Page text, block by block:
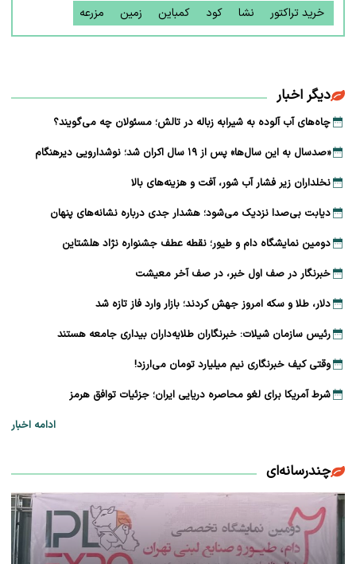
خرید تراکتور نشا کود کمباین زمین مزرعه
دیگر اخبار
چاه‌های آب آلوده به شیرابه زباله در تالش؛ مسئولان چه می‌گویند؟
«صدسال به این سال‌ها» پس از ۱۹ سال اکران شد؛ نوشدارویی دیرهنگام
نخلداران زیر فشار آب شور، آفت و هزینه‌های بالا
دیابت بی‌صدا نزدیک می‌شود؛ هشدار جدی درباره نشانه‌های پنهان
دومین نمایشگاه دام و طیور؛ نقطه عطف جشنواره نژاد هلشتاین
خبرنگار در صف اول خبر، در صف آخر معیشت
دلار، طلا و سکه امروز جهش کردند؛ بازار وارد فاز تازه شد
رئیس سازمان شیلات: خبرنگاران طلایه‌داران بیداری جامعه هستند
وقتی کیف خبرنگاری نیم میلیارد تومان می‌ارزد!
شرط آمریکا برای لغو محاصره دریایی ایران؛ جزئیات توافق هرمز
ادامه اخبار
چندرسانه‌ای